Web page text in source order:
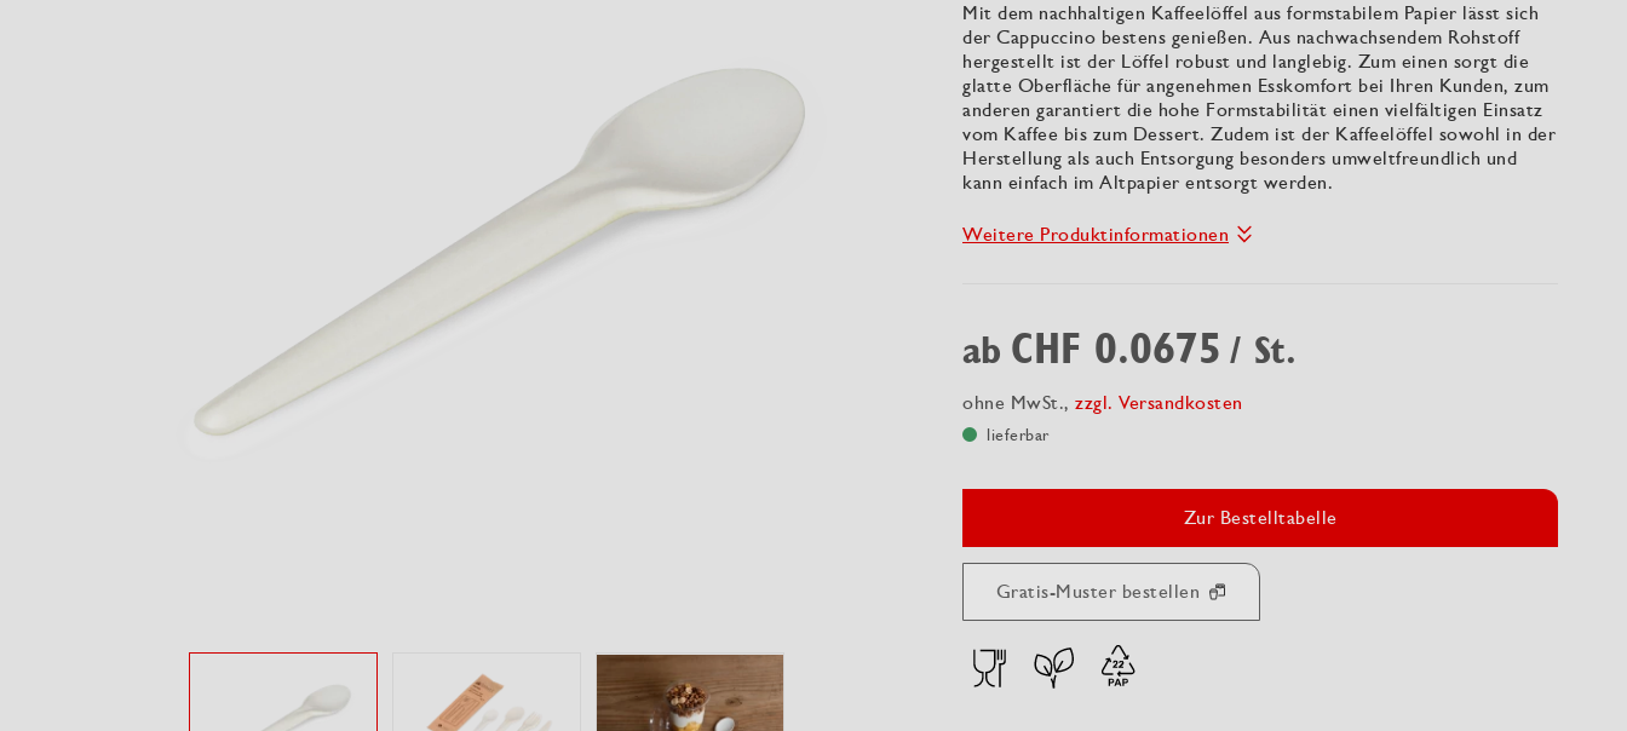
Mit dem nachhaltigen Kaffeelöffel aus formstabilem Papier lässt sich
der Cappuccino bestens genießen. Aus nachwachsendem Rohstoff
hergestellt ist der Löffel robust und langlebig. Zum einen sorgt die
glatte Oberfläche für angenehmen Esskomfort bei Ihren Kunden, zum
anderen garantiert die hohe Formstabilität einen vielfältigen Einsatz
vom Kaffee bis zum Dessert. Zudem ist der Kaffeelöffel sowohl in der
Herstellung als auch Entsorgung besonders umweltfreundlich und
kann einfach im Altpapier entsorgt werden.
Weitere Produktinformationen
ab CHF 0.0675 / St.
ohne MwSt., zzgl. Versandkosten
lieferbar
Zur Bestelltabelle
Gratis-Muster bestellen